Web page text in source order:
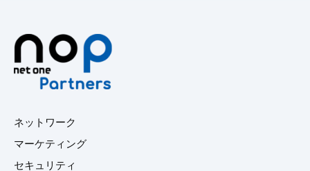
ネットワーク
マーケティング
セキュリティ